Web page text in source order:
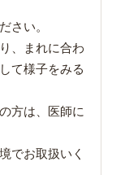
さい。
、まれに合わ
て様子をみる
方は、医師に
でお取扱いく